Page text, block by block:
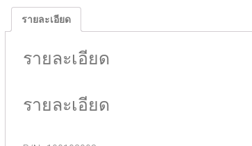
รายละเอียด
รายละเอียด
รายละเอียด